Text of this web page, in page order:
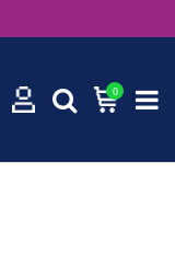
0